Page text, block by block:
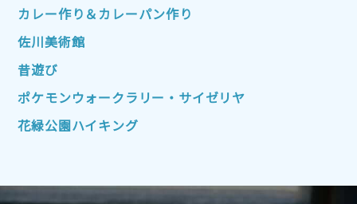
2022年10月 2022年9月
2022年7月
2022年4月
2022年1月 2021年12月 2021年11月
2021年10月 2021年9月
カレー作り＆カレーパン作り
佐川美術館
昔遊び
ポケモンウォークラリー・サイゼリヤ
花緑公園ハイキング